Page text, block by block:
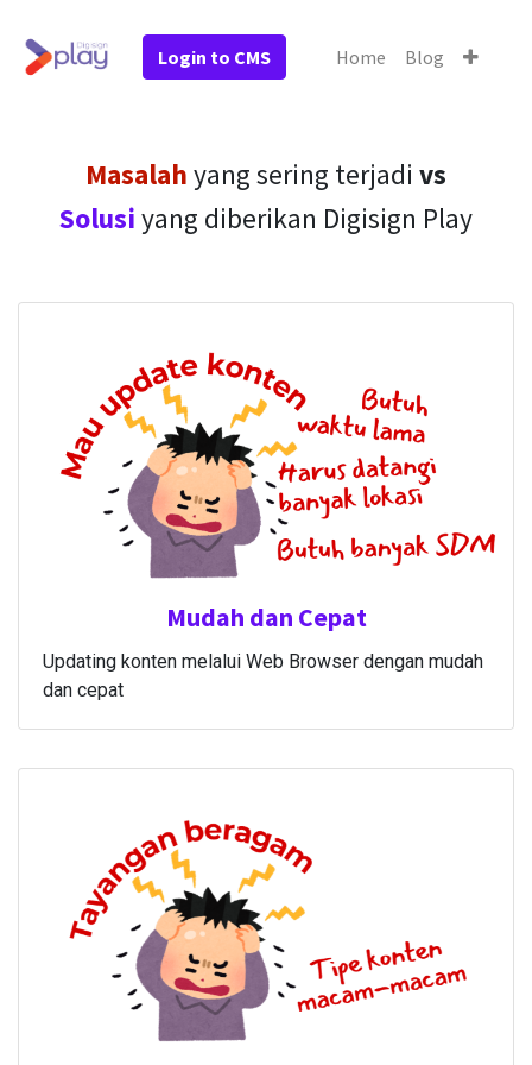
Home Blog
Login to CMS
Masalah yang sering terjadi vs
Solusi yang diberikan Digisign Play
Mudah dan Cepat
Updating konten melalui Web Browser dengan mudah
dan cepat